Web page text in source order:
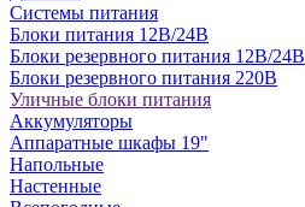
Системы питания
Блоки питания 12В/24В
Блоки резервного питания 12В/24В
Блоки резервного питания 220В
Уличные блоки питания
Аккумуляторы
Аппаратные шкафы 19"
Напольные
Настенные